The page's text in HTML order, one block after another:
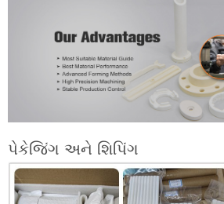
પેકેજિંગ અને શિપિંગ